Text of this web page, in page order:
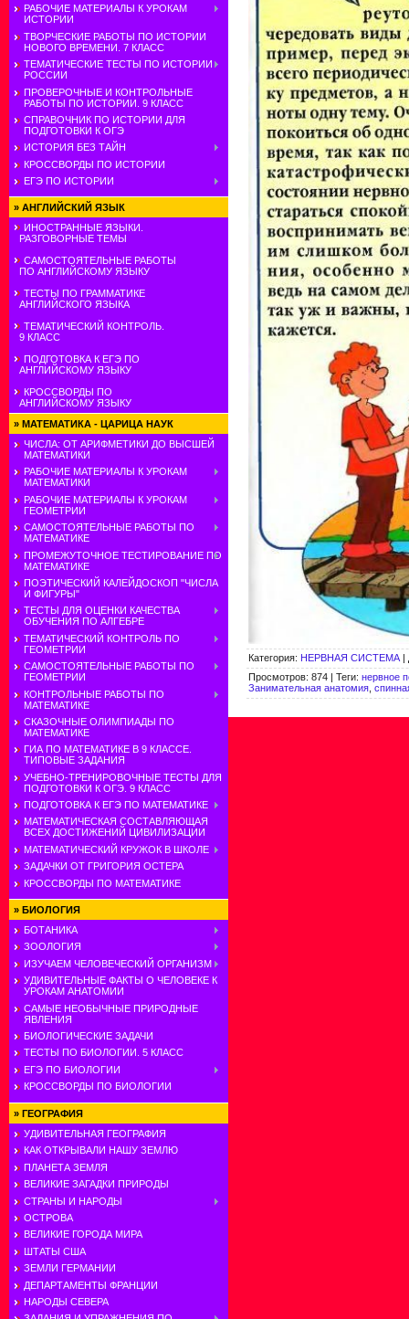
РАБОЧИЕ МАТЕРИАЛЫ К УРОКАМ
ИСТОРИИ
ТВОРЧЕСКИЕ РАБОТЫ ПО ИСТОРИИ
НОВОГО ВРЕМЕНИ. 7 КЛАСС
ТЕМАТИЧЕСКИЕ ТЕСТЫ ПО ИСТОРИИ
РОССИИ
ПРОВЕРОЧНЫЕ И КОНТРОЛЬНЫЕ
РАБОТЫ ПО ИСТОРИИ. 9 КЛАСС
СПРАВОЧНИК ПО ИСТОРИИ ДЛЯ
ПОДГОТОВКИ К ОГЭ
ИСТОРИЯ БЕЗ ТАЙН
КРОССВОРДЫ ПО ИСТОРИИ
ЕГЭ ПО ИСТОРИИ
» АНГЛИЙСКИЙ ЯЗЫК
ИНОСТРАННЫЕ ЯЗЫКИ.
РАЗГОВОРНЫЕ ТЕМЫ
САМОСТОЯТЕЛЬНЫЕ РАБОТЫ
ПО АНГЛИЙСКОМУ ЯЗЫКУ
ТЕСТЫ ПО ГРАММАТИКЕ
АНГЛИЙСКОГО ЯЗЫКА
ТЕМАТИЧЕСКИЙ КОНТРОЛЬ.
9 КЛАСС
ПОДГОТОВКА К ЕГЭ ПО
АНГЛИЙСКОМУ ЯЗЫКУ
КРОССВОРДЫ ПО
АНГЛИЙСКОМУ ЯЗЫКУ
» МАТЕМАТИКА - ЦАРИЦА НАУК
ЧИСЛА: ОТ АРИФМЕТИКИ ДО ВЫСШЕЙ
МАТЕМАТИКИ
РАБОЧИЕ МАТЕРИАЛЫ К УРОКАМ
МАТЕМАТИКИ
РАБОЧИЕ МАТЕРИАЛЫ К УРОКАМ
ГЕОМЕТРИИ
САМОСТОЯТЕЛЬНЫЕ РАБОТЫ ПО
МАТЕМАТИКЕ
ПРОМЕЖУТОЧНОЕ ТЕСТИРОВАНИЕ ПО
МАТЕМАТИКЕ
ПОЭТИЧЕСКИЙ КАЛЕЙДОСКОП "ЧИСЛА
И ФИГУРЫ"
ТЕСТЫ ДЛЯ ОЦЕНКИ КАЧЕСТВА
ОБУЧЕНИЯ ПО АЛГЕБРЕ
ТЕМАТИЧЕСКИЙ КОНТРОЛЬ ПО
ГЕОМЕТРИИ
САМОСТОЯТЕЛЬНЫЕ РАБОТЫ ПО
ГЕОМЕТРИИ
КОНТРОЛЬНЫЕ РАБОТЫ ПО
МАТЕМАТИКЕ
СКАЗОЧНЫЕ ОЛИМПИАДЫ ПО
МАТЕМАТИКЕ
ГИА ПО МАТЕМАТИКЕ В 9 КЛАССЕ.
ТИПОВЫЕ ЗАДАНИЯ
УЧЕБНО-ТРЕНИРОВОЧНЫЕ ТЕСТЫ ДЛЯ
ПОДГОТОВКИ К ОГЭ. 9 КЛАСС
ПОДГОТОВКА К ЕГЭ ПО МАТЕМАТИКЕ
МАТЕМАТИЧЕСКАЯ СОСТАВЛЯЮЩАЯ
ВСЕХ ДОСТИЖЕНИЙ ЦИВИЛИЗАЦИИ
МАТЕМАТИЧЕСКИЙ КРУЖОК В ШКОЛЕ
ЗАДАЧКИ ОТ ГРИГОРИЯ ОСТЕРА
КРОССВОРДЫ ПО МАТЕМАТИКЕ
» БИОЛОГИЯ
БОТАНИКА
ЗООЛОГИЯ
ИЗУЧАЕМ ЧЕЛОВЕЧЕСКИЙ ОРГАНИЗМ
УДИВИТЕЛЬНЫЕ ФАКТЫ О ЧЕЛОВЕКЕ К
УРОКАМ АНАТОМИИ
САМЫЕ НЕОБЫЧНЫЕ ПРИРОДНЫЕ
ЯВЛЕНИЯ
БИОЛОГИЧЕСКИЕ ЗАДАЧИ
ТЕСТЫ ПО БИОЛОГИИ. 5 КЛАСС
ЕГЭ ПО БИОЛОГИИ
КРОССВОРДЫ ПО БИОЛОГИИ
» ГЕОГРАФИЯ
УДИВИТЕЛЬНАЯ ГЕОГРАФИЯ
КАК ОТКРЫВАЛИ НАШУ ЗЕМЛЮ
ПЛАНЕТА ЗЕМЛЯ
ВЕЛИКИЕ ЗАГАДКИ ПРИРОДЫ
СТРАНЫ И НАРОДЫ
ОСТРОВА
ВЕЛИКИЕ ГОРОДА МИРА
ШТАТЫ США
ЗЕМЛИ ГЕРМАНИИ
ДЕПАРТАМЕНТЫ ФРАНЦИИ
НАРОДЫ СЕВЕРА
Категория: НЕРВНАЯ СИСТЕМА |
Просмотров: 874 | Теги: нервное
Занимательная анатомия